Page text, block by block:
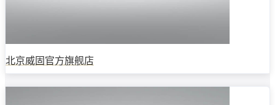
北京威固官方旗舰店